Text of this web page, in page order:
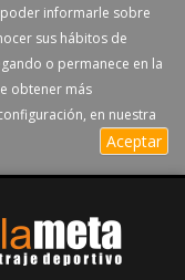
informarle sobre
sus hábitos de
o permanece en la
obtener más
en nuestra
Aceptar